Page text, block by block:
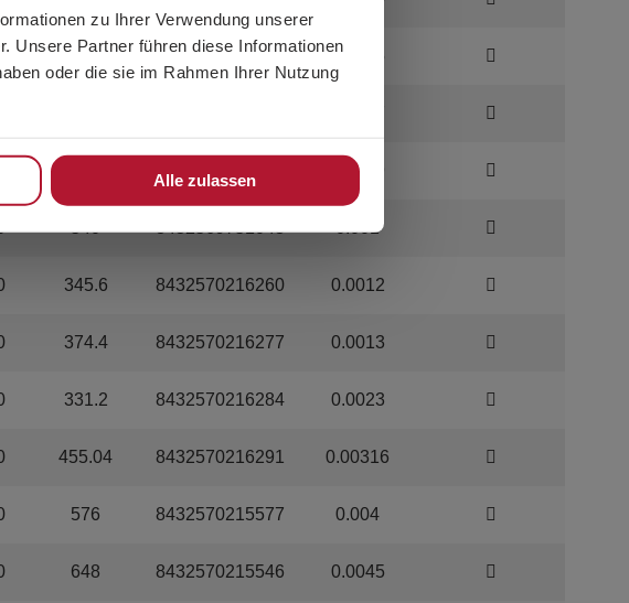
zu Ihrer Verwendung unserer
Unsere Partner führen diese Informationen
oder die sie im Rahmen Ihrer Nutzung
Alle zulassen
288 8432570216246 0.0005
8432569751031 0.0009
540 8432569751048 0.001
345.6 8432570216260 0.0012
374.4 8432570216277 0.0013
331.2 8432570216284 0.0023
455.04 8432570216291 0.00316
576 8432570215577 0.004
648 8432570215546 0.0045